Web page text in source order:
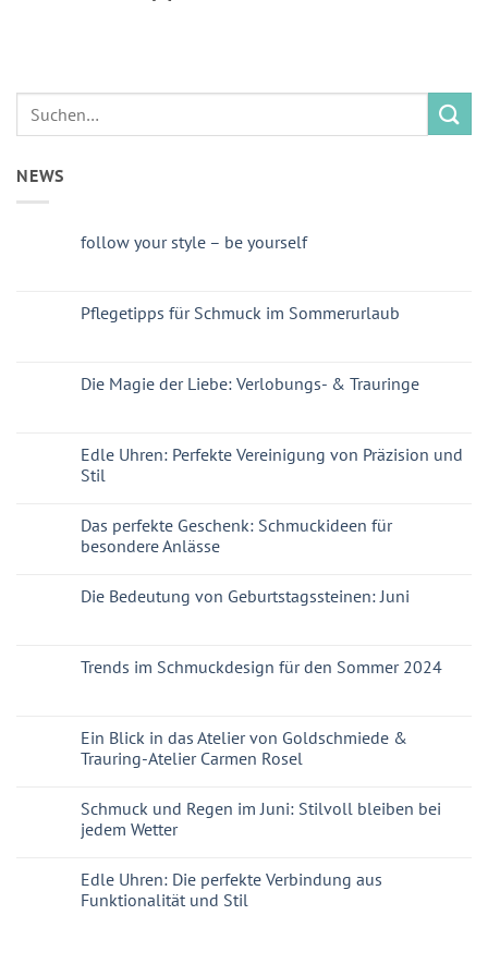
NEWS
follow your style – be yourself
Pflegetipps für Schmuck im Sommerurlaub
Die Magie der Liebe: Verlobungs- & Trauringe
Edle Uhren: Perfekte Vereinigung von Präzision und
Stil
Das perfekte Geschenk: Schmuckideen für
besondere Anlässe
Die Bedeutung von Geburtstagssteinen: Juni
Trends im Schmuckdesign für den Sommer 2024
Ein Blick in das Atelier von Goldschmiede &
Trauring-Atelier Carmen Rosel
Schmuck und Regen im Juni: Stilvoll bleiben bei
jedem Wetter
Edle Uhren: Die perfekte Verbindung aus
Funktionalität und Stil